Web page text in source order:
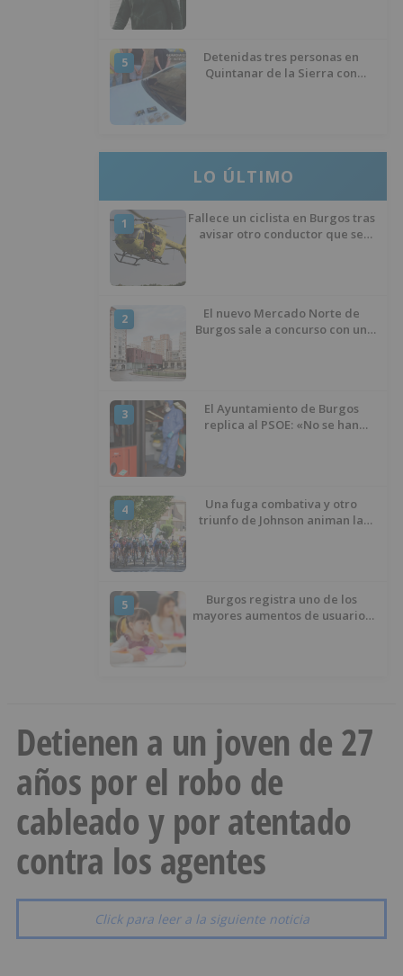
5
Detenidas tres personas en
Quintanar de la Sierra con
LO ÚLTIMO
1
Fallece un ciclista en Burgos tras
avisar otro conductor que se
2
El nuevo Mercado Norte de
Burgos sale a concurso con un
3
El Ayuntamiento de Burgos
replica al PSOE: «No se han
4
Una fuga combativa y otro
triunfo de Johnson animan la
5
Burgos registra uno de los
mayores aumentos de usuarios
Detienen a un joven de 27
años por el robo de
cableado y por atentado
contra los agentes
Click para leer a la siguiente noticia